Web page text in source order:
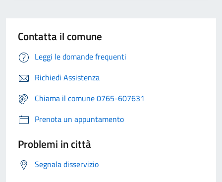
Contatta il comune
Leggi le domande frequenti
Richiedi Assistenza
Chiama il comune 0765-607631
Prenota un appuntamento
Problemi in città
Segnala disservizio